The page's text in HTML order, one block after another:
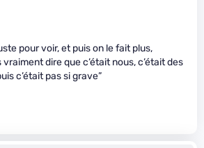
pour voir, et puis on le fait plus,
vraiment dire que c’était nous, c’était des
c’était pas si grave”